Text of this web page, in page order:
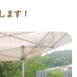
ます！